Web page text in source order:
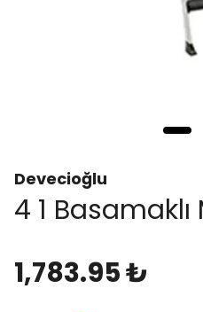
Devecioğlu
4 1
1,783.95 ₺